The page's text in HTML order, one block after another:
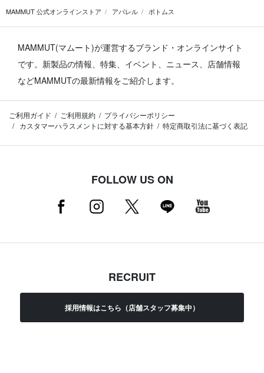
MAMMUT 公式オンラインストア アパレル ボトムス
MAMMUT(マムート)が運営するブランド・オンラインサイト
です。 新製品の情報、特集、イベント、ニュース、店舗情報
などMAMMUTの最新情報をご紹介します。
ご利用ガイド ご利用規約
プライバシーポリシー
カスタマーハラスメントに対する基本方針
特定商取引法に基づく表記
FOLLOW US ON
RECRUIT
採用情報はこちら（店舗スタッフ募集中）